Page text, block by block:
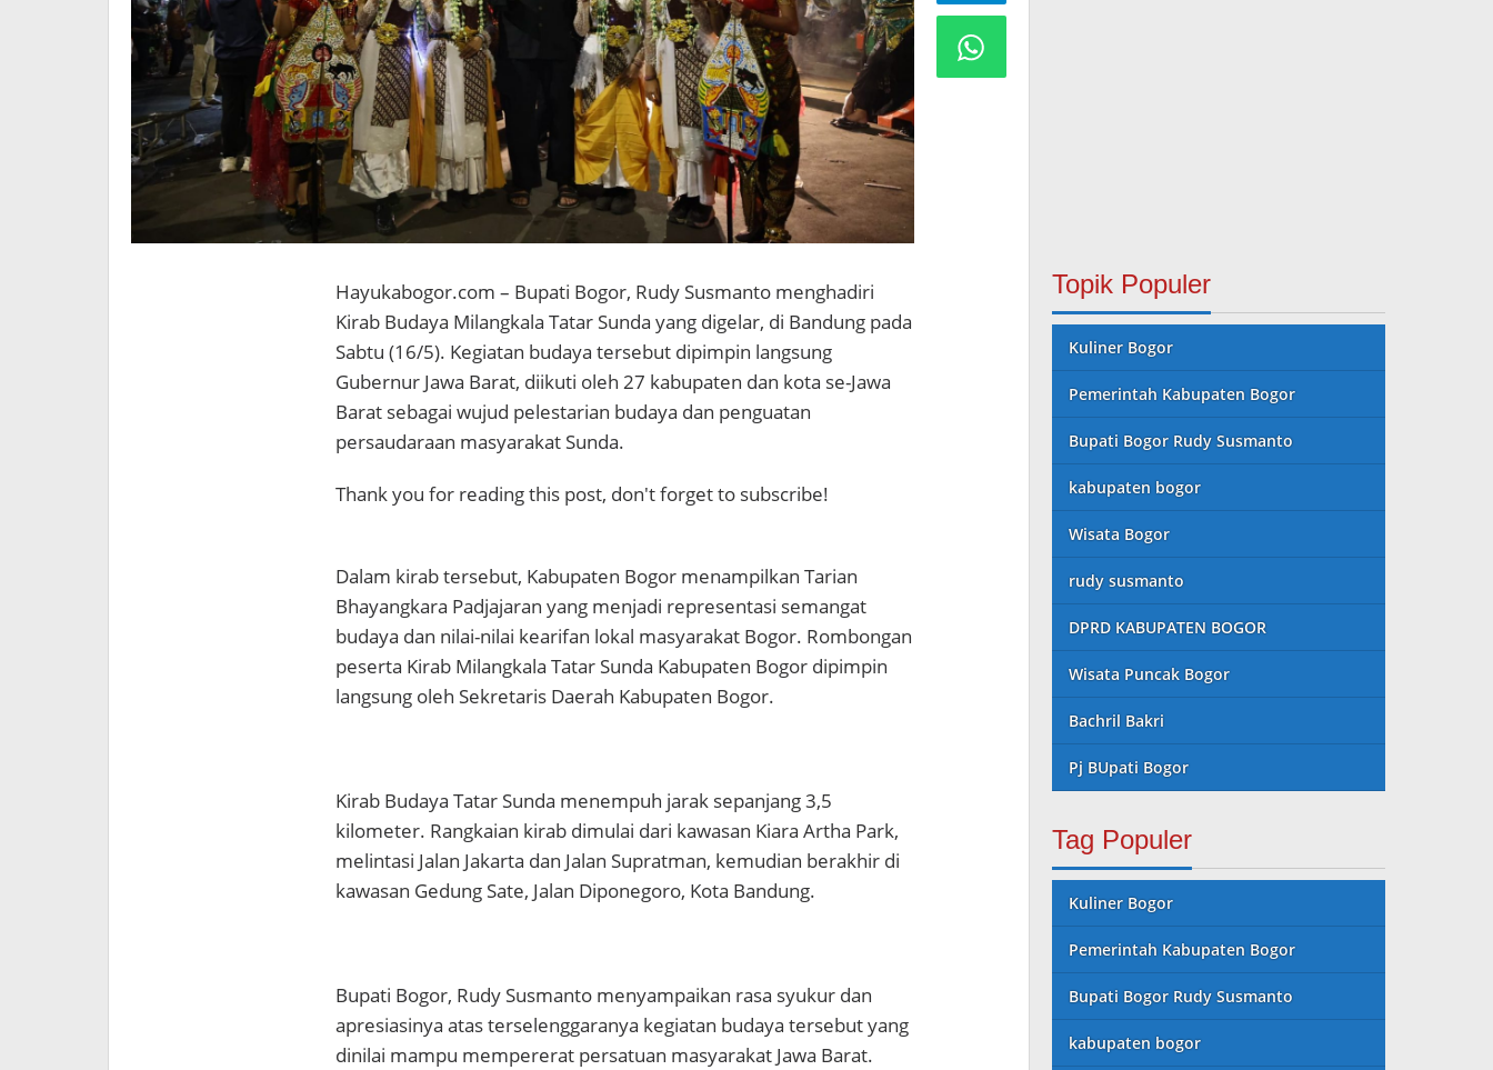
Hayukabogor.com – Bupati Bogor, Rudy Susmanto menghadiri
Kirab Budaya Milangkala Tatar Sunda yang digelar, di Bandung pada
Sabtu (16/5). Kegiatan budaya tersebut dipimpin langsung
Gubernur Jawa Barat, diikuti oleh 27 kabupaten dan kota se-Jawa
Barat sebagai wujud pelestarian budaya dan penguatan
persaudaraan masyarakat Sunda.
Thank you for reading this post, don't forget to subscribe!
Dalam kirab tersebut, Kabupaten Bogor menampilkan Tarian
Bhayangkara Padjajaran yang menjadi representasi semangat
budaya dan nilai-nilai kearifan lokal masyarakat Bogor. Rombongan
peserta Kirab Milangkala Tatar Sunda Kabupaten Bogor dipimpin
langsung oleh Sekretaris Daerah Kabupaten Bogor.
Kirab Budaya Tatar Sunda menempuh jarak sepanjang 3,5
kilometer. Rangkaian kirab dimulai dari kawasan Kiara Artha Park,
melintasi Jalan Jakarta dan Jalan Supratman, kemudian berakhir di
kawasan Gedung Sate, Jalan Diponegoro, Kota Bandung.
Bupati Bogor, Rudy Susmanto menyampaikan rasa syukur dan
apresiasinya atas terselenggaranya kegiatan budaya tersebut yang
dinilai mampu mempererat persatuan masyarakat Jawa Barat.
Topik Populer
Kuliner Bogor
Pemerintah Kabupaten Bogor
Bupati Bogor Rudy Susmanto
kabupaten bogor
Wisata Bogor
rudy susmanto
DPRD KABUPATEN BOGOR
Wisata Puncak Bogor
Bachril Bakri
Pj BUpati Bogor
Tag Populer
Kuliner Bogor
Pemerintah Kabupaten Bogor
Bupati Bogor Rudy Susmanto
kabupaten bogor